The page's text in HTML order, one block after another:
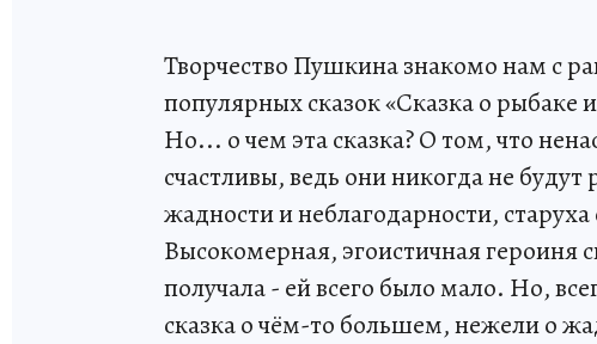
Творчество Пушкина знакомо нам с
популярных сказок «Сказка о рыбаке
Но... о чем эта сказка? О том, что
счастливы, ведь они никогда не
жадности и неблагодарности, старуха
Высокомерная, эгоистичная героиня
получала - ей всего было мало. Но,
сказка о чём-то большем, нежели о